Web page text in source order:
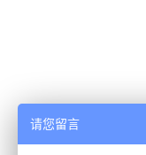
请您留言